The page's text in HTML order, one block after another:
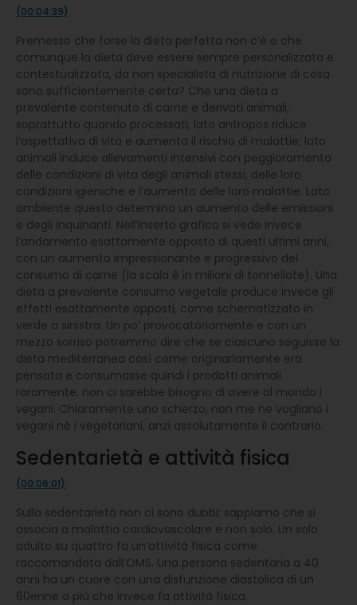
(00:04:39)
Premesso che forse la dieta perfetta non c’è e che
comunque la dieta deve essere sempre personalizzata e
contestualizzata, da non specialista di nutrizione di cosa
sono sufficientemente certa? Che una dieta a
prevalente contenuto di carne e derivati animali,
soprattutto quando processati, lato antropos riduce
l’aspettativa di vita e aumenta il rischio di malattie; lato
animali induce allevamenti intensivi con peggioramento
delle condizioni di vita degli animali stessi, delle loro
condizioni igieniche e l’aumento delle loro malattie. Lato
ambiente questo determina un aumento delle emissioni
e degli inquinanti. Nell’inserto grafico si vede invece
l’andamento esattamente opposto di questi ultimi anni,
con un aumento impressionante e progressivo del
consumo di carne (la scala è in milioni di tonnellate). Una
dieta a prevalente consumo vegetale produce invece gli
effetti esattamente opposti, come schematizzato in
verde a sinistra. Un po’ provocatoriamente e con un
mezzo sorriso potremmo dire che se ciascuno seguisse la
dieta mediterranea così come originariamente era
pensata e consumasse quindi i prodotti animali
raramente, non ci sarebbe bisogno di avere al mondo i
vegani. Chiaramente uno scherzo, non me ne vogliano i
vegani né i vegetariani, anzi assolutamente il contrario.
Sedentarietà e attività fisica
(00:06:01)
Sulla sedentarietà non ci sono dubbi: sappiamo che si
associa a malattia cardiovascolare e non solo. Un solo
adulto su quattro fa un’attività fisica come
raccomandata dall’OMS. Una persona sedentaria a 40
anni ha un cuore con una disfunzione diastolica di un
60enne o più che invece fa attività fisica.